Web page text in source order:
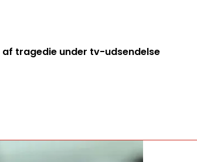
tragedie under tv-udsendelse